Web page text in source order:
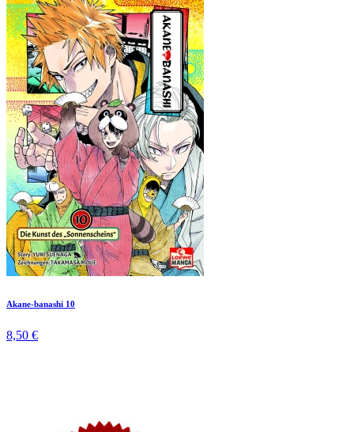
Akane-banashi 10
8,50 €